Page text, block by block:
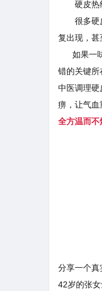
硬皮热线
很多硬皮
复出现，甚
如果一味
错的关键所
中医调理硬
痹，让气血
全方温而不
分享一个真
42岁的张